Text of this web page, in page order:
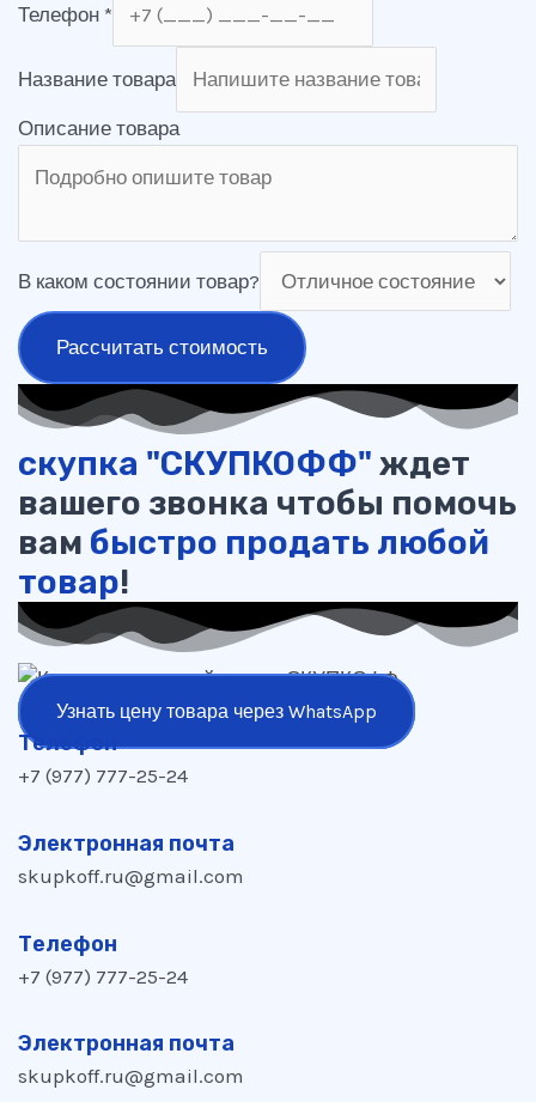
Телефон *
Название товара
Описание товара
В каком состоянии товар?
Рассчитать стоимость
скупка "СКУПКОФФ" ждет
вашего звонка чтобы помочь
вам быстро продать любой
товар!
Узнать цену товара через WhatsApp
Телефон
+7 (977) 777-25-24
Электронная почта
skupkoff.ru@gmail.com
Телефон
+7 (977) 777-25-24
Электронная почта
skupkoff.ru@gmail.com